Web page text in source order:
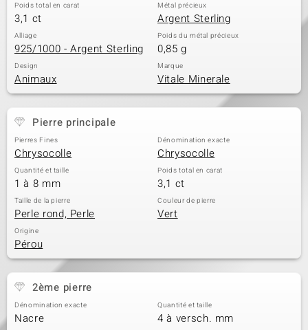
Poids total en carat
3,1 ct
Métal précieux
Argent Sterling
Alliage
925/1000 - Argent Sterling
Poids du métal précieux
0,85 g
Design
Animaux
Marque
Vitale Minerale
Pierre principale
Pierres Fines
Chrysocolle
Dénomination exacte
Chrysocolle
Quantité et taille
1 à 8 mm
Poids total en carat
3,1 ct
Taille de la pierre
Perle rond, Perle
Couleur de pierre
Vert
Origine
Pérou
2ème pierre
Dénomination exacte
Nacre
Quantité et taille
4 à versch. mm